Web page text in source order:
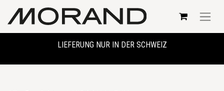
LIEFERUNG NUR IN DER SCHWEIZ